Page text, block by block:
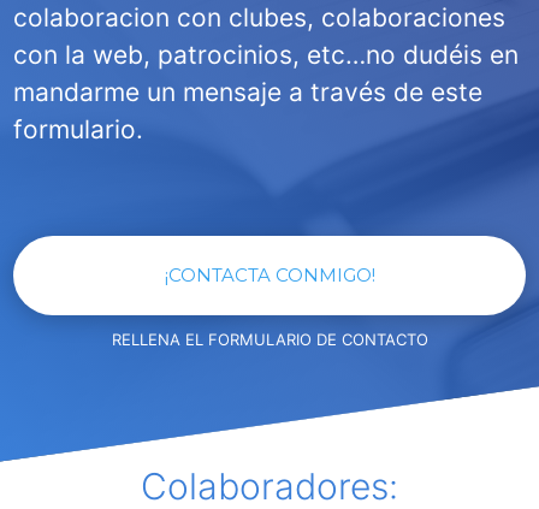
colaboracion con clubes, colaboraciones
con la web, patrocinios, etc…no dudéis en
mandarme un mensaje a través de este
formulario.
¡CONTACTA CONMIGO!
RELLENA EL FORMULARIO DE CONTACTO
Colaboradores: